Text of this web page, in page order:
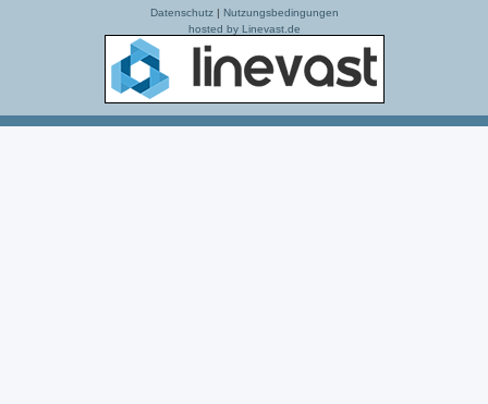
Datenschutz| Nutzungsbedingungen
hosted by Linevast.de